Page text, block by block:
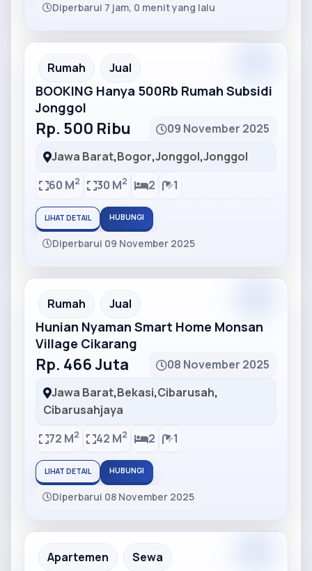
Diperbarui 7 jam, 0 menit yang lalu
Partner Ad
Rumah Jual
BOOKING Hanya 500Rb Rumah Subsidi
Jonggol
Rp. 500 Ribu
09 November 2025
Jawa Barat,Bogor,Jonggol,Jonggol
60 M2 30 M2 2 1
LIHAT DETAIL HUBUNGI
Diperbarui 09 November 2025
Partner Ad
Rumah Jual
Hunian Nyaman Smart Home Monsan
Village Cikarang
Rp. 466 Juta
08 November 2025
Jawa Barat,Bekasi,Cibarusah,
Cibarusahjaya
72 M2 42 M2 2 1
LIHAT DETAIL HUBUNGI
Diperbarui 08 November 2025
Partner Ad
Apartemen Sewa